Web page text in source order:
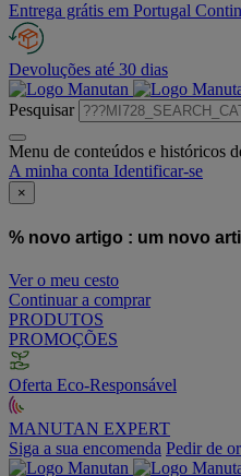
Entrega grátis em Portugal
Devoluções até 30 dias
Pesquisar
Menu de conteúdos e históricos
A minha conta Identificar-se
×
% novo artigo : um novo
Ver o meu cesto
Continuar a comprar
PRODUTOS
PROMOÇÕES
Oferta Eco-Responsável
MANUTAN EXPERT
Siga a sua encomenda Pedir de